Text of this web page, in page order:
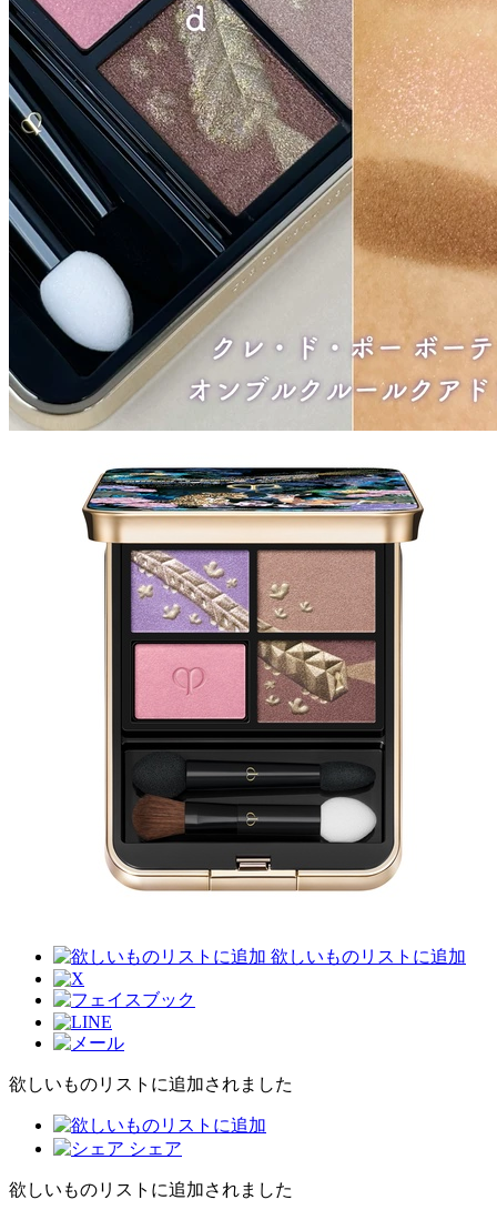
欲しいものリストに追加
欲しいものリストに追加されました
シェア
欲しいものリストに追加されました